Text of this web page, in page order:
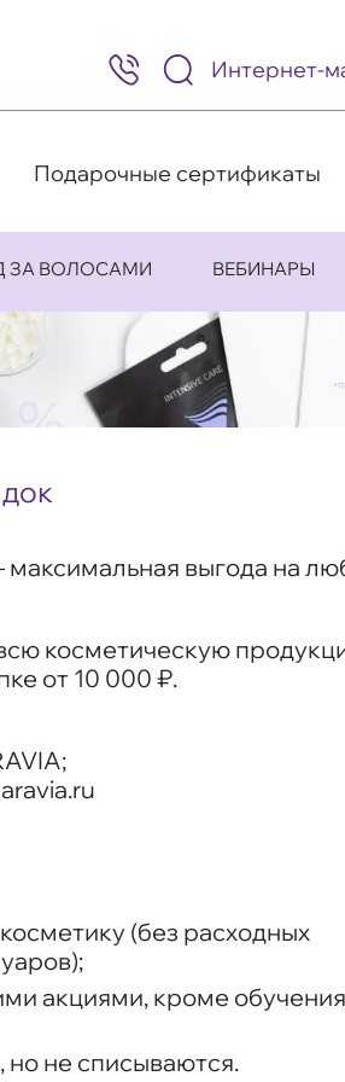
8
(495)
505-
98
Интернет-
Подарочные сертификаты
ЗА ВОЛОСАМИ ВЕБИНАРЫ
максимальная выгода на
косметическую
от 10 000 ₽.
aravia.ru
(без расходных
акциями, кроме
не списываются.